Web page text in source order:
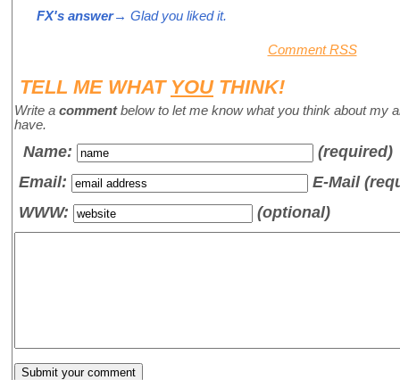
FX's answer→ Glad you liked it.
Comment RSS
TELL ME WHAT YOUTHINK!
Write a commentbelow to let me know what you think about my
have.
Name:
(required)
Email:
E-Mail
WWW:
(optional)